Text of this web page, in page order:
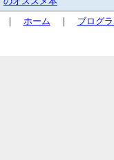
｜ ホーム ｜ ブログ